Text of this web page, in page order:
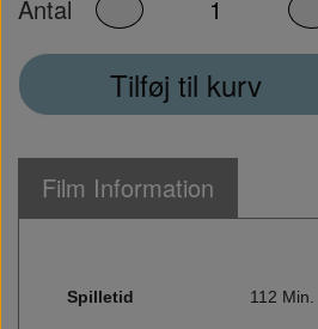
Antal
Tilføj til kurv
Film Information
Spilletid 112 Min.